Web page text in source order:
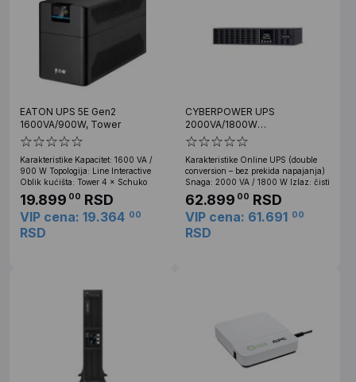
EATON UPS 5E Gen2
1600VA/900W, Tower
Karakteristike Kapacitet: 1600 VA /
900 W Topologija: Line Interactive
Oblik kućišta: Tower 4 × Schuko
19.899 00 RSD
VIP cena: 19.364 00
RSD
CYBERPOWER UPS
2000VA/1800W
OLS2000ERT2UA, online,
Rack/Tower
Karakteristike Online UPS (double
conversion – bez prekida napajanja)
Snaga: 2000 VA / 1800 W Izlaz: čisti
62.899 00 RSD
VIP cena: 61.691 00
RSD